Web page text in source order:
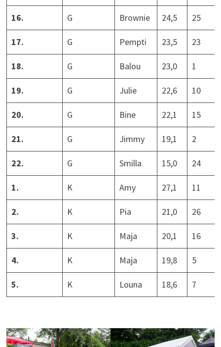
16. G Brownie 24,5 25
17. G Pempti 23,5 23
18. G Balou 23,0 1
19. G Julie 22,6 10
20. G Bine 22,1 15
21. G Jimmy 19,1 2
22. G Smilla 15,0 24
1. K Amy 27,1 11
2. K Pia 21,0 26
3. K Maja 20,1 16
4. K Maja 19,8 5
5. K Louna 18,6 7